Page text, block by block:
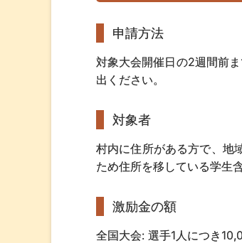
申請方法
対象大会開催日の2週間前
出ください。
対象者
村内に住所がある方で、地
ため住所を移している学生含
激励金の額
全国大会: 選手1人につき